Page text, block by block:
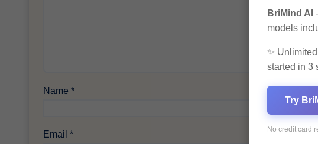
Name *
Email *
BriMind AI
models
✨
started in 3
Try
No credit card